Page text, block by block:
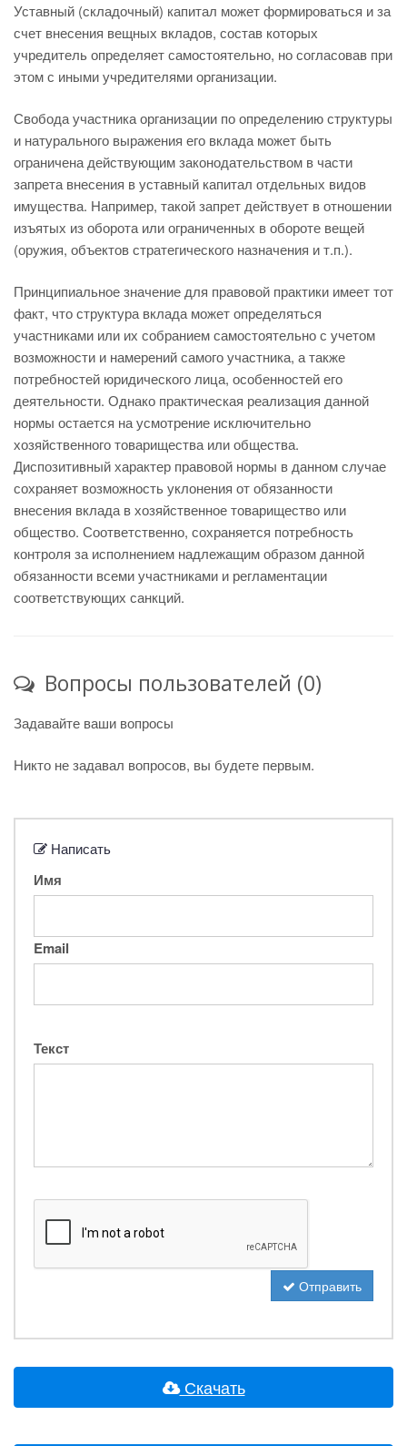
Уставный (складочный) капитал может формироваться и за
счет внесения вещных вкладов, состав которых
учредитель определяет самостоятельно, но согласовав при
этом с иными учредителями организации.
Свобода участника организации по определению структуры
и натурального выражения его вклада может быть
ограничена действующим законодательством в части
запрета внесения в уставный капитал отдельных видов
имущества. Например, такой запрет действует в отношении
изъятых из оборота или ограниченных в обороте вещей
(оружия, объектов стратегического назначения и т.п.).
Принципиальное значение для правовой практики имеет тот
факт, что структура вклада может определяться
участниками или их собранием самостоятельно с учетом
возможности и намерений самого участника, а также
потребностей юридического лица, особенностей его
деятельности. Однако практическая реализация данной
нормы остается на усмотрение исключительно
хозяйственного товарищества или общества.
Диспозитивный характер правовой нормы в данном случае
сохраняет возможность уклонения от обязанности
внесения вклада в хозяйственное товарищество или
общество. Соответственно, сохраняется потребность
контроля за исполнением надлежащим образом данной
обязанности всеми участниками и регламентации
соответствующих санкций.
Вопросы пользователей (0)
Задавайте ваши вопросы
Никто не задавал вопросов, вы будете первым.
Написать
Имя
Email
Текст
Отправить
Скачать